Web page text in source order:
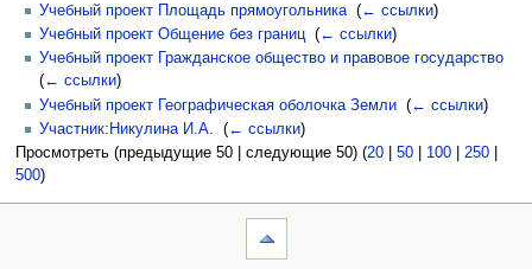
Учебный проект Площадь прямоугольника (← ссылки)
Учебный проект Общение без границ‎ (← ссылки)
Учебный проект Гражданское общество и правовое государство
(← ссылки)
Учебный проект Географическая оболочка Земли (← ссылки)
Участник:Никулина И.А.
(← ссылки)
Просмотреть (предыдущие 50 | следующие 50) (20| 50| 100| 250|
500)